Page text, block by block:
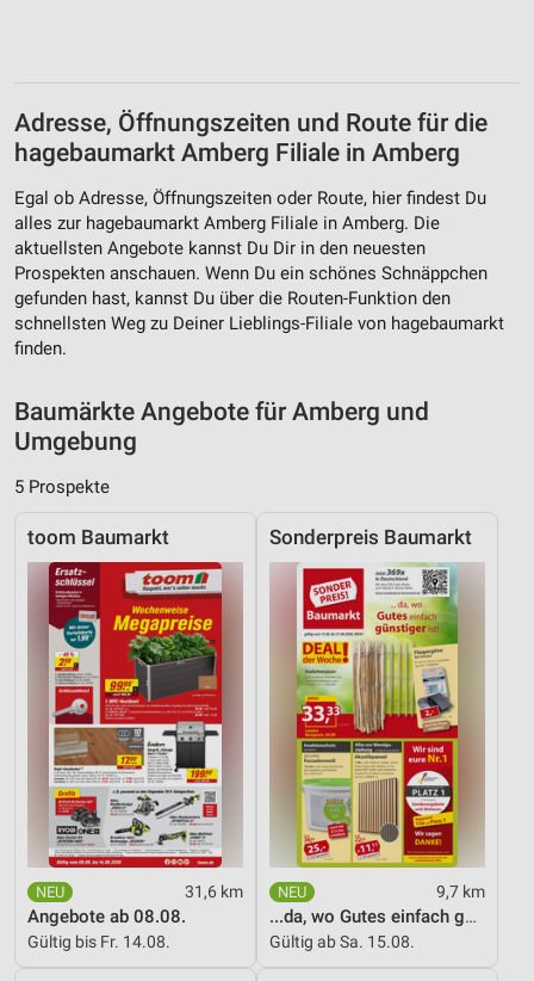
Adresse, Öffnungszeiten und Route für die
hagebaumarkt Amberg Filiale in Amberg
Egal ob Adresse, Öffnungszeiten oder Route, hier findest Du
alles zur hagebaumarkt Amberg Filiale in Amberg. Die
aktuellsten Angebote kannst Du Dir in den neuesten
Prospekten anschauen. Wenn Du ein schönes Schnäppchen
gefunden hast, kannst Du über die Routen-Funktion den
schnellsten Weg zu Deiner Lieblings-Filiale von hagebaumarkt
finden.
Baumärkte Angebote für Amberg und
Umgebung
5 Prospekte
toom Baumarkt
31,6 km
Angebote ab 08.08.
Gültig bis Fr. 14.08.
Sonderpreis Baumarkt
9,7 km
...da, wo Gutes einfach günstiger ist!
Gültig ab Sa. 15.08.
Verwendung von Profilen zur Auswahl
personalisierter Inhalte
Messung der Werbeleistung
Messung der Performance von Inhalten
Analyse von Zielgruppen durch Statistiken oder
Kombinationen von Daten aus verschiedenen
Quellen
Entwicklung und Verbesserung der Angebote
Verwendung reduzierter Daten zur Auswahl von
Verwendung genauer Standortdaten
Geräte anhand von aktiv angeforderten
Informationen identifizieren
Nicht-IAB-Verarbeitungszwecke:
Notwendig
Performance
Funktional
Werbung